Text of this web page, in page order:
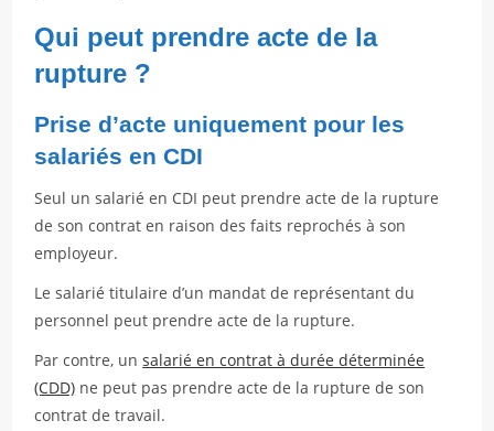
Qui peut prendre acte de la
rupture ?
Prise d’acte uniquement pour les
salariés en CDI
Seul un salarié en CDI peut prendre acte de la rupture
de son contrat en raison des faits reprochés à son
employeur.
Le salarié titulaire d’un mandat de représentant du
personnel peut prendre acte de la rupture.
Par contre, unsalarié en contrat à durée déterminée
(CDD) ne peut pas prendre acte de la rupture de son
contrat de travail.